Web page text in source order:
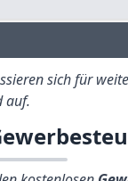
sich für
auf.